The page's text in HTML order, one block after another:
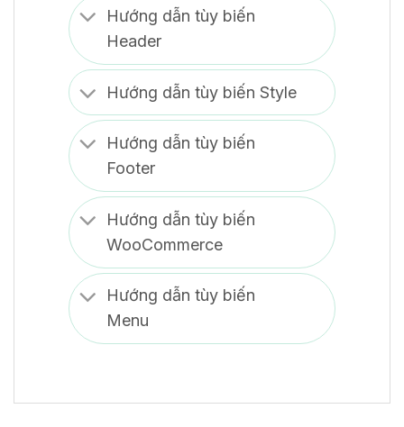
Hướng dẫn tùy biến
Header
Hướng dẫn tùy biến Style
Hướng dẫn tùy biến
Footer
Hướng dẫn tùy biến
WooCommerce
Hướng dẫn tùy biến
Menu